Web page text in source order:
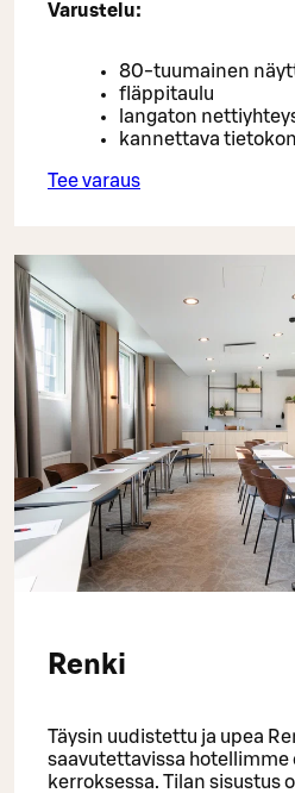
Varustelu:
80-tuumainen
fläppitaulu
langaton
kannettava
Tee varaus
Renki
Täysin uudistettu ja upea
saavutettavissa hotellimme
kerroksessa. Tilan sisustus